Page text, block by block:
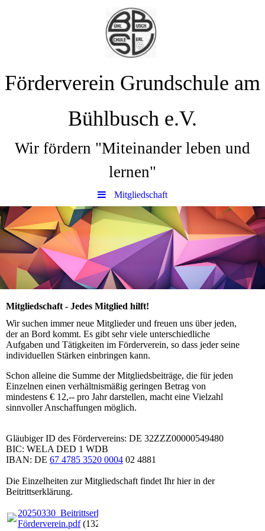
Förderverein Grundschule am
Bühlbusch e.V.
Wir fördern "Miteinander leben und
lernen"
Mitgliedschaft
Mitgliedschaft - Jedes Mitglied hilft!
Wir suchen immer neue Mitglieder und freuen uns über jeden,
der an Bord kommt. Es gibt sehr viele unterschiedliche
Aufgaben und Tätigkeiten im Förderverein, so dass jeder seine
individuellen Stärken einbringen kann.
Schon alleine die Summe der Mitgliedsbeiträge, die für jeden
Einzelnen einen verhältnismäßig geringen Betrag von
mindestens € 12,-- pro Jahr darstellen, macht eine Vielzahl
sinnvoller Anschaffungen möglich.
Gläubiger ID des Fördervereins: DE 32ZZZ00000549480
BIC: WELA DED 1 WDB
IBAN: DE 67 4785 3520 0004 02 4881
Die Einzelheiten zur Mitgliedschaft findet Ihr hier in der
Beitrittserklärung.
20250330_Beitrittserklärung
Förderverein.pdf(132.96KB)